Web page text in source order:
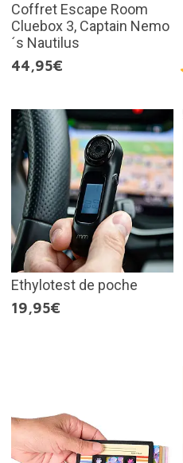
Coffret Escape Room
Cluebox 3, Captain Nemo
´s Nautilus
44,95€
Ethylotest de poche
19,95€